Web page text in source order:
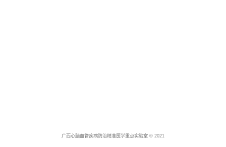
广西心脑血管疾病防治精准医学重点实验室 © 2021